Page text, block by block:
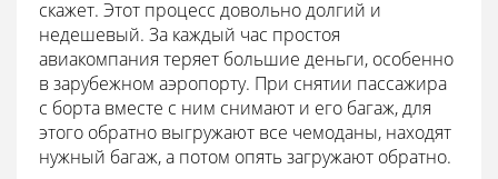
скажет. Этот процесс довольно долгий и
недешевый. За каждый час простоя
авиакомпания теряет большие деньги, особенно
в зарубежном аэропорту. При снятии пассажира
с борта вместе с ним снимают и его багаж, для
этого обратно выгружают все чемоданы, находят
нужный багаж, а потом опять загружают обратно.